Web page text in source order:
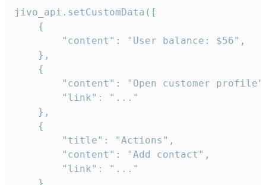
jivo_api.setCustomData([
    {
        "content": "User balance: $56",
    },
    {
"content": "Open customer
        "link": "..."
    },
    {
        "title": "Actions",
        "content": "Add contact",
        "link": "..."